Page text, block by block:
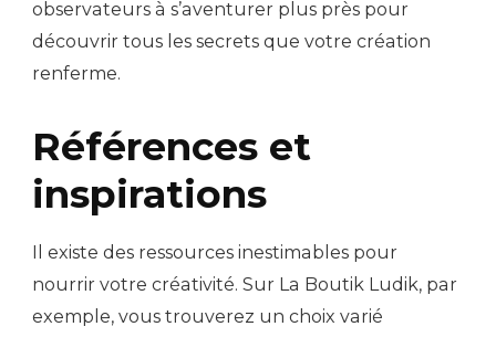
observateurs à s’aventurer plus près pour
découvrir tous les secrets que votre création
renferme.
Références et
inspirations
Il existe des ressources inestimables pour
nourrir votre créativité. Sur La Boutik Ludik, par
exemple, vous trouverez un choix varié